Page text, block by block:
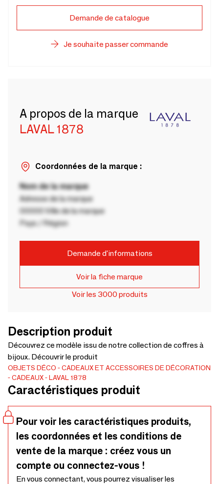
Demande de catalogue
Je souhaite passer commande
A propos de la marque
LAVAL 1878
Coordonnées de la marque :
Nom de la marque
Adresse de la marque
00000 Ville de la marque
Pays / Région
Demande d'informations
Voir la fiche marque
Voir les 3000 produits
Description produit
Découvrez ce modèle issu de notre collection de coffres à
bijoux. Découvrir le produit
OBJETS DÉCO
CADEAUX ET ACCESSOIRES DE DÉCORATION
CADEAUX
LAVAL 1878
Caractéristiques produit
Pour voir les caractéristiques produits,
les coordonnées et les conditions de
vente de la marque : créez vous un
compte ou connectez-vous !
En vous connectant, vous pourrez visualiser les